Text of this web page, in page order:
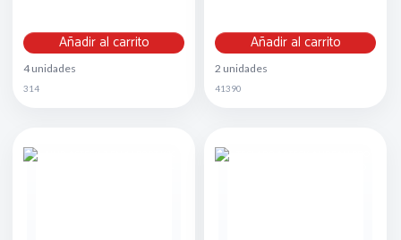
Añadir al carrito
4 unidades
314
Añadir al carrito
2 unidades
41390